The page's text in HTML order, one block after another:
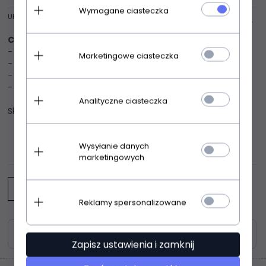
UKRYJ OPIS
Chilirose CR-3542 top
- wykonany z miękkiej koronki
- krótki rękaw
- idealnie podkreśla biust
- rękawy wykończone falbankami
Skład: 90% Poliester 10% Elastan
OPINIE KLIENTÓW
Zasoby dotyczące bezpieczeństwa i produktów
Wymagane ciasteczka
Marketingowe ciasteczka
Analityczne ciasteczka
Wysyłanie danych
marketingowych
Reklamy spersonalizowane
Zapisz ustawienia i zamknij